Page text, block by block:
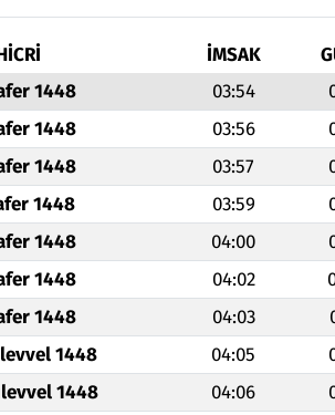
İMSAK
1448 03:54
1448 03:56
1448 03:57
1448 03:59
1448 04:00
1448 04:02
1448 04:03
1448 04:05
1448 04:06